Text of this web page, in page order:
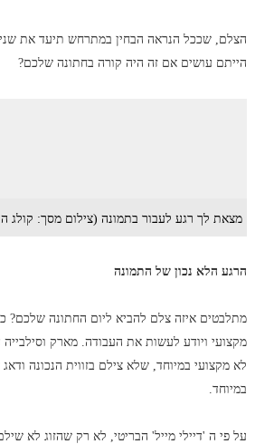
הצלם, שככל הנראה הבחין במתרחש תיעד את
הייתם עושים אם זה היה קורה בחתונה שלכם?
מצאת לך רגע לעבור בתמונה (צילום מסך: קולג
הרגע הלא נכון של התמונה
מתלבטים איזה צלם להביא ליום החתונה שלכם?
מקצועי ויודע לעשות את העבודה. מארק
לא מקצועי במיוחד, שלא צילם בזווית הנכונה
במיוחד.
על פי ה 'דיילי מייל' הבריטי, לא רק שהזוג לא